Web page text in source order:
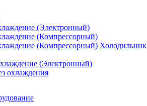
(Электронный)
(Компрессорный)
(Компрессорный) Холодильник
(Электронный)
охлаждения